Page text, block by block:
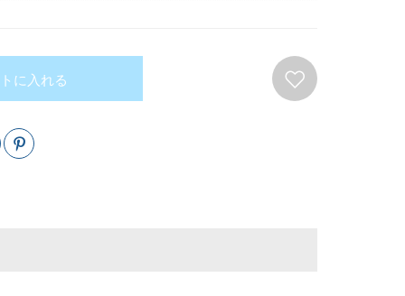
に入れる